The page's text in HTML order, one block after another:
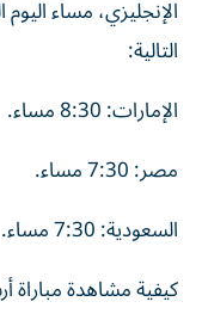
التالية:
الإمارات: 8:30 مساء.
مصر: 7:30 مساء.
السعودية: 7:30 مساء.
كيفية مشاهدة مباراة